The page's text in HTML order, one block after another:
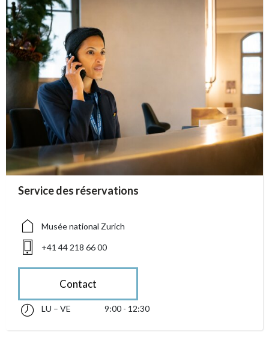
accessibility.sr-only.person_card_info
Service des réservations
accessibility.sr-only.museum
Musée national Zurich
accessibility.sr-only.phone
+41 44 218 66 00
Contact
accessibility.sr-only.opening_hours
lundi jusqu’à vendredi 09:00 - 12:30
LU – VE 9:00 - 12:30